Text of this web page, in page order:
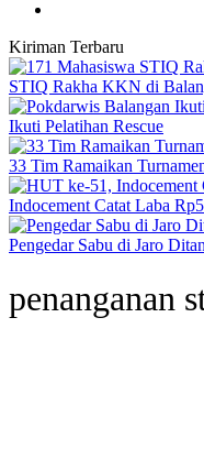
Kiriman Terbaru
STIQ Rakha KKN di
Ikuti Pelatihan Rescue
33 Tim Ramaikan
Indocement Catat Laba
Pengedar Sabu di Jaro
penanganan